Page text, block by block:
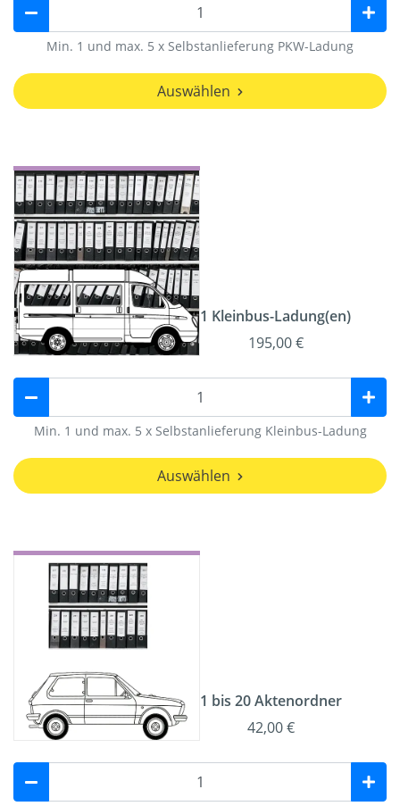
Min. 1 und max. 5 x Selbstanlieferung PKW-Ladung
Auswählen
1 Kleinbus-Ladung(en)
195,00 €
Min. 1 und max. 5 x Selbstanlieferung Kleinbus-Ladung
Auswählen
1 bis 20 Aktenordner
42,00 €